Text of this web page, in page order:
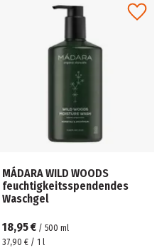
MÁDARA ​WILD WOODS
feuchtigkeitsspendendes
Waschgel
18,95 € / 500 ml
37,90 € / 1 l